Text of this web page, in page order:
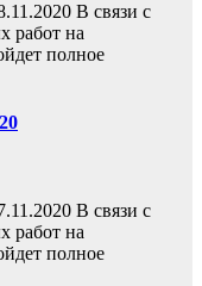
В связи с
работ на
полное
В связи с
работ на
полное